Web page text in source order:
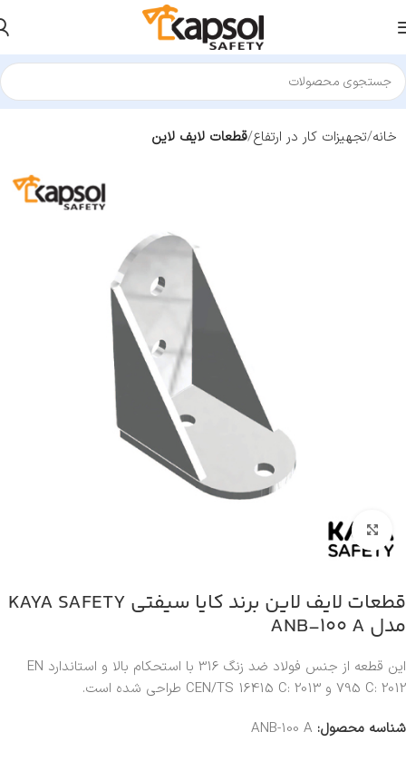
خانه تجهیزات کار در ارتفاع قطعات لایف لاین
بزرگنمایی تصویر
قطعات لایف لاین برند کایا سیفتی KAYA SAFETY
مدل ANB-100 A
این قطعه از جنس فولاد ضد زنگ 316 با استحکام بالا و استاندارد EN
795 C: 2012 و CEN/TS 16415 C: 2013 طراحی شده است.
شناسه محصول: ANB-100 A